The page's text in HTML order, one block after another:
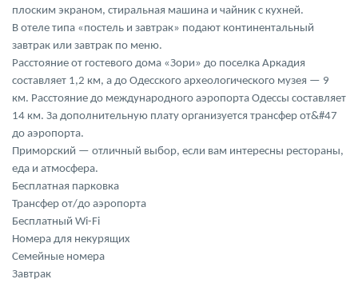
плоским экраном, стиральная машина и чайник с кухней.
В отеле типа «постель и завтрак» подают континентальный
завтрак или завтрак по меню.
Расстояние от гостевого дома «Зори» до поселка Аркадия
составляет 1,2 км, а до Одесского археологического музея — 9
км. Расстояние до международного аэропорта Одессы составляет
14 км. За дополнительную плату организуется трансфер от&#47
до аэропорта.
Приморский — отличный выбор, если вам интересны рестораны,
еда и атмосфера.
Бесплатная парковка
Трансфер от/до аэропорта
Бесплатный Wi-Fi
Номера для некурящих
Семейные номера
Завтрак